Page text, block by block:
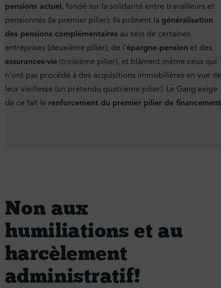
pensions actuel, fondé sur la solidarité entre travailleurs et
pensionnés (le premier pilier). Ils prônent la généralisation
des pensions complémentaires au sein de certaines
entreprises (deuxième pilier), de l’épargne-pension et des
assurances-vie (troisième pilier), et blâment même ceux qui
n’ont pas procédé à des acquisitions immobilières en vue de
leur vieillesse (un prétendu quatrième pilier). Le Gang exige
de ce fait le renforcement du premier pilier de financement
Non aux
humiliations et au
harcèlement
administratif !